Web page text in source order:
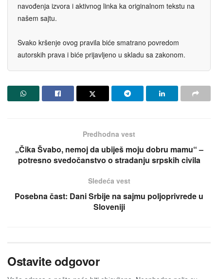
navođenja izvora i aktivnog linka ka originalnom tekstu na
našem sajtu.
Svako kršenje ovog pravila biće smatrano povredom
autorskih prava i biće prijavljeno u skladu sa zakonom.
Predhodna vest
„Čika Švabo, nemoj da ubiješ moju dobru mamu“ –
potresno svedočanstvo o stradanju srpskih civila
Sledeća vest
Posebna čast: Dani Srbije na sajmu poljoprivrede u
Sloveniji
Ostavite odgovor